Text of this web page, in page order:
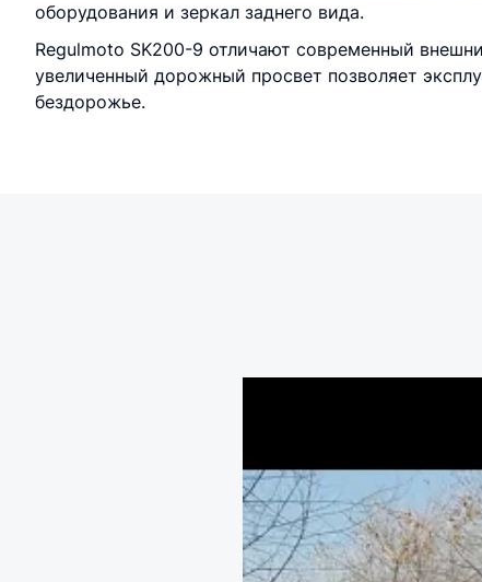
оборудования и зеркал заднего вида.
Regulmoto SK200-9 отличают современный
увеличенный дорожный просвет позволяет
бездорожье.